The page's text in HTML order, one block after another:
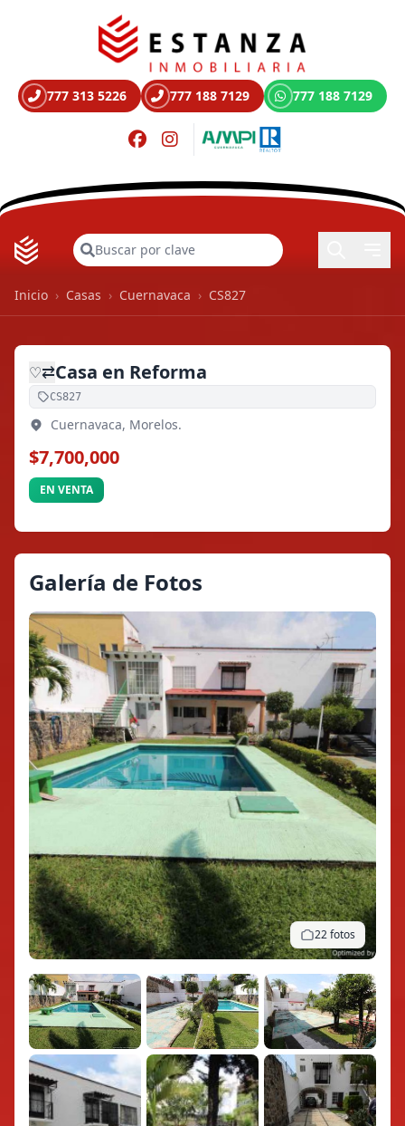
777 313 5226 777 188 7129 777 188 7129
Buscar
Inicio › Casas › Cuernavaca › CS827
♡⇄Casa en Reforma
CS827
Cuernavaca, Morelos.
$7,700,000
EN VENTA
Galería de Fotos
22 fotos